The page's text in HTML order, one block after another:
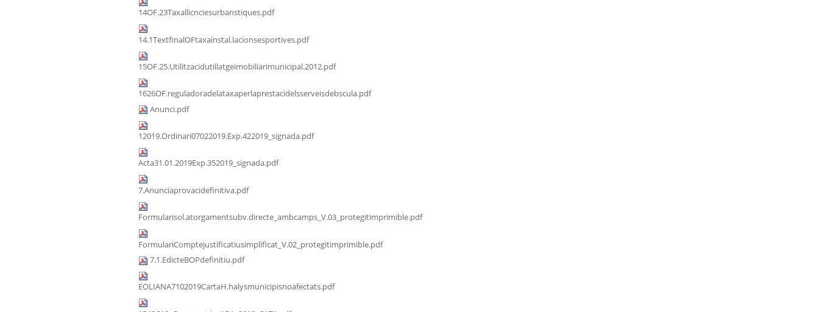
14OF.23Taxallicnciesurbanstiques.pdf
14.1TextfinalOFtaxainstal.lacionsesportives.pdf
15OF.25.Utilitzacidutillatgeimobiliarimunicipal.2012.pdf
1626OF.reguladoradelataxaperlaprestacidelsserveisdebscula.pdf
Anunci.pdf
12019.Ordinari07022019.Exp.422019_signada.pdf
Acta31.01.2019Exp.352019_signada.pdf
7.Anunciaprovacidefinitiva.pdf
Formularisol.atorgamentsubv.directe_ambcamps_V.03_protegitimprimible.pdf
FormulariComptejustificatiusimplificat_V.02_protegitimprimible.pdf
7.1.EdicteBOPdefinitiu.pdf
EOLIANA7102019CartaH.halysmunicipisnoafectats.pdf